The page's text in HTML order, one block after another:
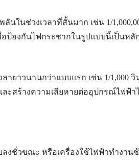
พลันในช่วงเวลาที่สั้นมาก เช่น 1/
ป้องกันไฟกระชากในรูปแบบนี้เป็นหลั
วลายาวนานกว่าแบบแรก เช่น 1/
ละสร้างความเสียหายต่ออุปกรณ์ไฟฟ้า
งชั่วขณะ หรือเครื่องใช้ไฟฟ้าทำงา